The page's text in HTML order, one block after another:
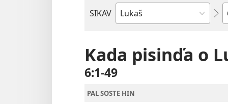
SIKAV
Biblijakeri
Kada pisinďa o
6:1-49
PAL SOSTE HIN